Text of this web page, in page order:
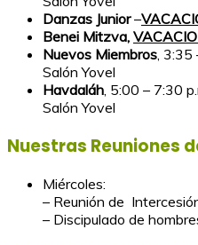
Danzas Junior–
Benei Mitzva,
Nuevos Miembros ,
Salón Yovel
Havdaláh , 5:00 – 7:30
Salón Yovel
Nuestras Reuniones
Miércoles:
– Reunión de
– Discipulado de